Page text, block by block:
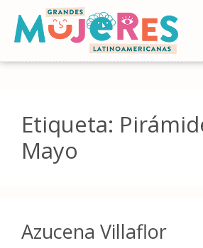
Etiqueta:
Mayo
Azucena Villaflor